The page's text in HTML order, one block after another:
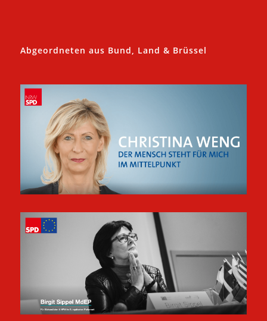
Abgeordneten aus Bund, Land & Brüssel